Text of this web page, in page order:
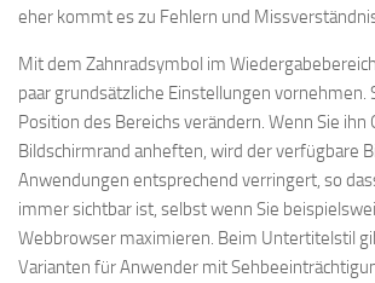
eher kommt es zu Fehlern und
Mit dem Zahnradsymbol im
paar grundsätzliche Einstellungen vornehmen.
Position des Bereichs verändern. Wenn Sie ihn
Bildschirmrand anheften, wird der verfügbare
Anwendungen entsprechend verringert, so
immer sichtbar ist, selbst wenn Sie
Webbrowser maximieren. Beim Untertitelstil
Varianten für Anwender mit